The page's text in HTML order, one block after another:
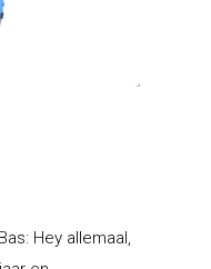
Hey allemaal,